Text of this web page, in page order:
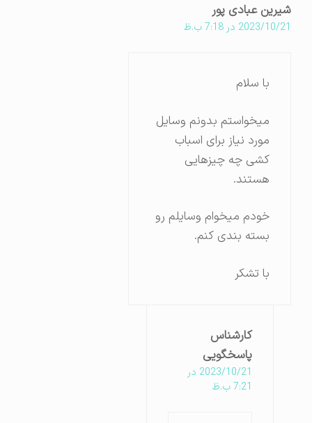
شیرین عبادی پور
2023/10/21 در 7:18 ب.ظ
با سلام
میخواستم بدونم وسایل
مورد نیاز برای اسباب
کشی چه چیزهایی
هستند.
خودم میخوام وسایلم رو
بسته بندی کنم.
با تشکر
کارشناس
پاسخگویی
2023/10/21 در